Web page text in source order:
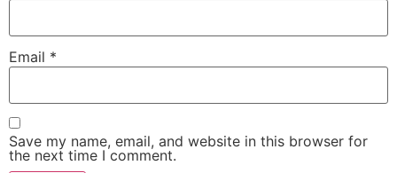
Email *
Save my name, email, and website in this browser for
the next time I comment.